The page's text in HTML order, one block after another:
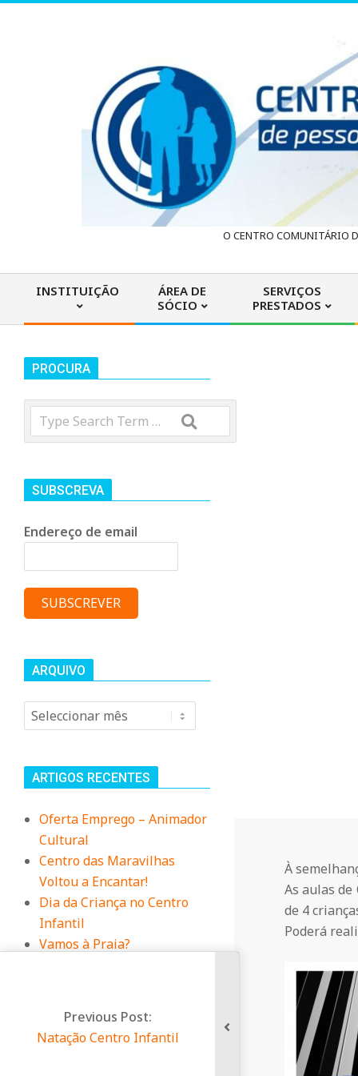
e
n
t
r
o
C
o
m
u
n
i
t
á
r
i
o
O CENTRO COMUNITÁRIO
INSTITUIÇÃO
ÁREA DE
SÓCIO
SERVIÇOS
PRESTADOS
À
As aulas
de 4
Poderá
PROCURA
Search
SUBSCREVA
Endereço de email
ARQUIVO
Arquivo
ARTIGOS RECENTES
Oferta Emprego – Animador
Cultural
Centro das Maravilhas
Voltou a Encantar!
Dia da Criança no Centro
Infantil
Vamos à Praia?
história
Previous Post:
Natação Centro Infantil